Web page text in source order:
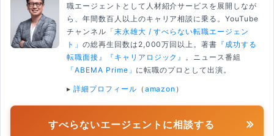
職エージェントとして人材紹介サービスを展開しなが
ら、年間数百人以上のキャリア相談に乗る。YouTube
チャンネル 「末永雄大 / すべらない転職エージェン
ト」 の総再生回数は2,000万回以上。著書 『成功する
転職面接』
『キャリアロジック』
。ニュース番組
「ABEMA Prime」 に転職のプロとして出演。
▸ 詳細プロフィール （ amazon ）
すべらないエージェントに相談する